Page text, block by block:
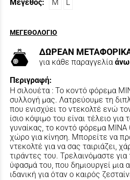
Μέγεθος:
M L
ΜΕΓΕΘΟΛΟΓΙΟ
ΔΩΡΕΑΝ
για κάθε παραγγελία
Περιγραφή:
Η σιλουέτα : Το κοντό φόρεμα
συλλογή μας. Λατρεύουμε τη
που ενισχύει το ντεκολτέ ενώ
ίσιο κόψιμο του είναι τέλειο για
γυναίκας, το κοντό φόρεμα
χώρο για κίνηση. Μπορείτε να
ντεκολτέ για να σας ταιριάζει,
τιράντες του. Τρελαινόμαστε
ύφασμά του, που δημιουργεί μια
ιδανική για όταν ο καιρός